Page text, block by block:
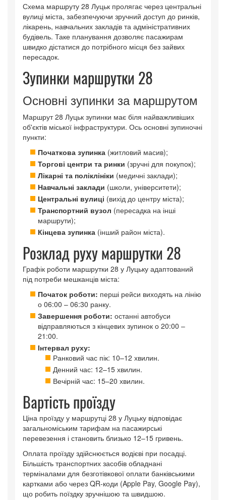
Схема маршруту 28 Луцьк пролягає через центральні
вулиці міста, забезпечуючи зручний доступ до ринків,
лікарень, навчальних закладів та адміністративних
будівель. Таке планування дозволяє пасажирам
швидко дістатися до потрібного місця без зайвих
пересадок.
Зупинки маршрутки 28
Основні зупинки за маршрутом
Маршрут 28 Луцьк зупинки має біля найважливіших
об'єктів міської інфраструктури. Ось основні зупиночні
пункти:
Початкова зупинка (житловий масив);
Торгові центри та ринки (зручні для покупок);
Лікарні та поліклініки (медичні заклади);
Навчальні заклади (школи, університети);
Центральні вулиці (вихід до центру міста);
Транспортний вузол (пересадка на інші
маршрути);
Кінцева зупинка (інший район міста).
Розклад руху маршрутки 28
Графік роботи маршрутки 28 у Луцьку адаптований
під потреби мешканців міста:
Початок роботи: перші рейси виходять на лінію
о 06:00 – 06:30 ранку.
Завершення роботи: останні автобуси
відправляються з кінцевих зупинок о 20:00 –
21:00.
Інтервал руху:
Ранковий час пік: 10–12 хвилин.
Денний час: 12–15 хвилин.
Вечірній час: 15–20 хвилин.
Вартість проїзду
Ціна проїзду у маршрутці 28 у Луцьку відповідає
загальноміським тарифам на пасажирські
перевезення і становить близько 12–15 гривень.
Оплата проїзду здійснюється водієві при посадці.
Більшість транспортних засобів обладнані
терміналами для безготівкової оплати банківськими
картками або через QR-коди (Apple Pay, Google Pay),
що робить поїздку зручнішою та швидшою.